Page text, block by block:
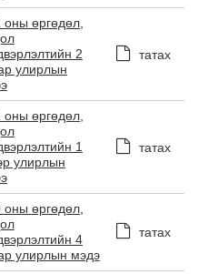
оны өргөдөл,
2
улирлын
татах
оны өргөдөл,
1
улирлын
татах
оны өргөдөл,
4
улирлын мэдэ
татах